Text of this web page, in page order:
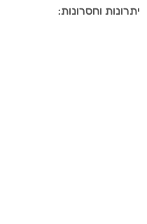
יתרונות וחסרונות: